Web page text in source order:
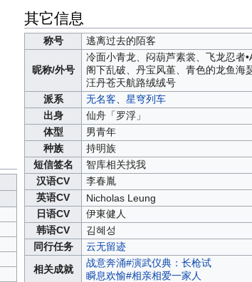
其它信息
称号 逃离过去的陌客
昵称/外号
冷面小青龙、闷葫芦素裳 、飞龙忍者
阁下乱破 、丹宝风堇、青色的龙鱼海
汪丹苍天航路绒绒号
派系
无名客
星穹列车
出身
仙舟「罗浮」
体型
男青年
种族
持明族
短信签名
智库相关找我
汉语CV
李春胤
英语CV
Nicholas Leung
日语CV
伊東健人
韩语CV
김혜성
同行任务
云无留迹
相关成就
战意奔涌#演武仪典：长枪试
瞬息欢愉#相亲相爱一家人